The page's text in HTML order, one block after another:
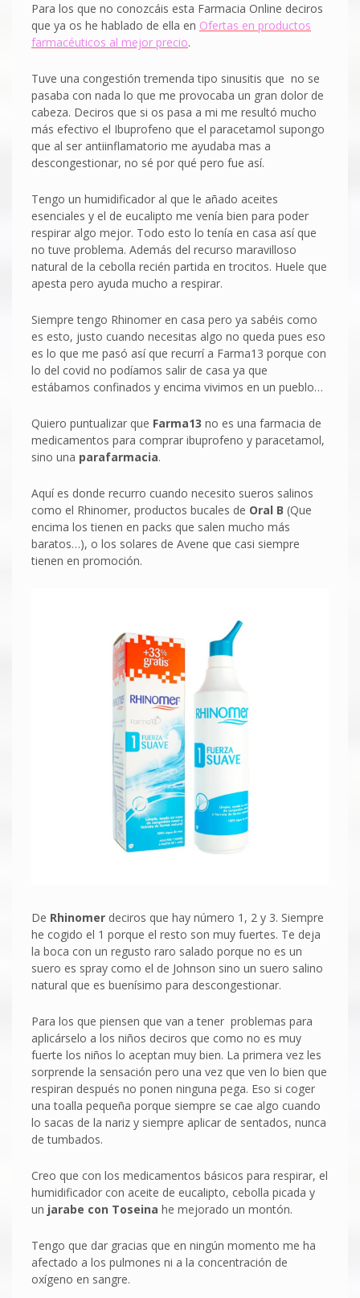
Para los que no conozcáis esta Farmacia Online deciros
que ya os he hablado de ella en Ofertas en productos
farmacéuticos al mejor precio.
Tuve una congestión tremenda tipo sinusitis que no se
pasaba con nada lo que me provocaba un gran dolor de
cabeza. Deciros que si os pasa a mi me resultó mucho
más efectivo el Ibuprofeno que el paracetamol supongo
que al ser antiinflamatorio me ayudaba mas a
descongestionar, no sé por qué pero fue así.
Tengo un humidificador al que le añado aceites
esenciales y el de eucalipto me venía bien para poder
respirar algo mejor. Todo esto lo tenía en casa así que
no tuve problema. Además del recurso maravilloso
natural de la cebolla recién partida en trocitos. Huele que
apesta pero ayuda mucho a respirar.
Siempre tengo Rhinomer en casa pero ya sabéis como
es esto, justo cuando necesitas algo no queda pues eso
es lo que me pasó así que recurrí a Farma13 porque con
lo del covid no podíamos salir de casa ya que
estábamos confinados y encima vivimos en un pueblo…
Quiero puntualizar que Farma13 no es una farmacia de
medicamentos para comprar ibuprofeno y paracetamol,
sino una parafarmacia.
Aquí es donde recurro cuando necesito sueros salinos
como el Rhinomer, productos bucales de Oral B (Que
encima los tienen en packs que salen mucho más
baratos…), o los solares de Avene que casi siempre
tienen en promoción.
De Rhinomer deciros que hay número 1, 2 y 3. Siempre
he cogido el 1 porque el resto son muy fuertes. Te deja
la boca con un regusto raro salado porque no es un
suero es spray como el de Johnson sino un suero salino
natural que es buenísimo para descongestionar.
Para los que piensen que van a tener problemas para
aplicárselo a los niños deciros que como no es muy
fuerte los niños lo aceptan muy bien. La primera vez les
sorprende la sensación pero una vez que ven lo bien que
respiran después no ponen ninguna pega. Eso si coger
una toalla pequeña porque siempre se cae algo cuando
lo sacas de la nariz y siempre aplicar de sentados, nunca
de tumbados.
Creo que con los medicamentos básicos para respirar, el
humidificador con aceite de eucalipto, cebolla picada y
un jarabe con Toseina he mejorado un montón.
Tengo que dar gracias que en ningún momento me ha
afectado a los pulmones ni a la concentración de
oxígeno en sangre.